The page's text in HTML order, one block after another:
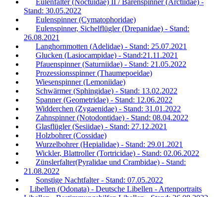
Stand: 30.05.2022
Eulenspinner (Cymatophoridae)
Eulenspinner, Sichelflügler (Drepanidae) - Stand:
26.08.2021
Langhornmotten (Adelidae) - Stand: 25.07.2021
Glucken (Lasiocampidae) - Stand:21.11.2021
Pfauenspinner (Saturniidae) - Stand: 21.05.2022
Prozessionsspinner (Thaumepoeidae)
Wiesenspinner (Lemoniidae)
Schwärmer (Sphingidae) - Stand: 13.02.2022
Spanner (Geometridae) - Stand: 12.06.2022
Widderchen (Zygaenidae) - Stand: 31.01.2022
Zahnspinner (Notodontidae) - Stand: 08.04.2022
Glasflügler (Sesiidae) - Stand: 27.12.2021
Holzbohrer (Cossidae)
Wurzelbohrer (Hepialidae) - Stand: 29.01.2021
Wickler, Blattroller (Tortricidae) - Stand: 02.06.2022
Zünslerfalter(Pyralidae und Crambidae) - Stand:
21.08.2022
Sonstige Nachtfalter - Stand: 07.05.2022
Libellen (Odonata) - Deutsche Libellen - Artenportraits